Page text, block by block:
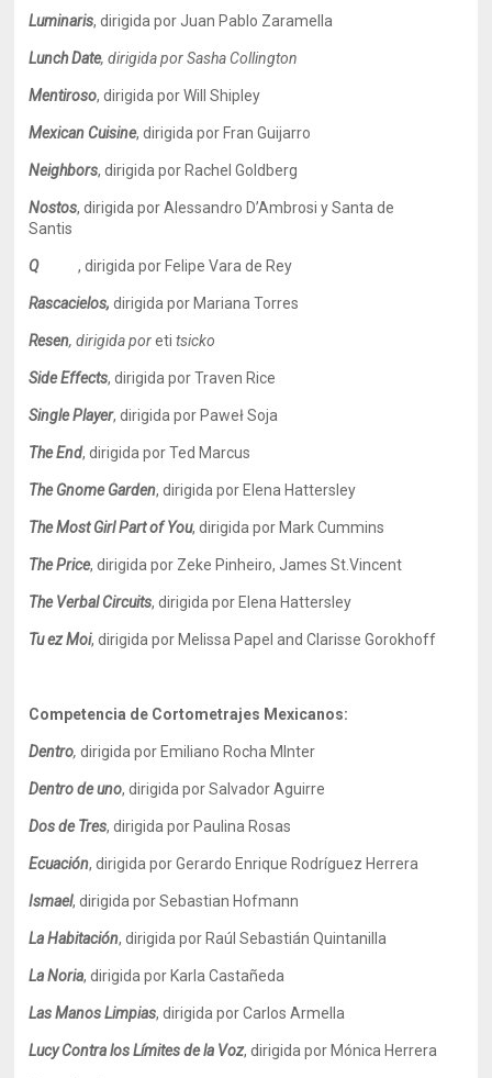
Luminaris, dirigida por Juan Pablo Zaramella
Lunch Date, dirigida por Sasha Collington
Mentiroso, dirigida por Will Shipley
Mexican Cuisine, dirigida por Fran Guijarro
Neighbors, dirigida por Rachel Goldberg
Nostos, dirigida por Alessandro D’Ambrosi y Santa de
Santis
Q, dirigida por Felipe Vara de Rey
Rascacielos, dirigida por Mariana Torres
Resen, dirigida poreti tsicko
Side Effects, dirigida por Traven Rice
Single Player, dirigida por Paweł Soja
The End, dirigida por Ted Marcus
The Gnome Garden, dirigida por Elena Hattersley
The Most Girl Part of You, dirigida por Mark Cummins
The Price, dirigida por Zeke Pinheiro, James St.Vincent
The Verbal Circuits, dirigida por Elena Hattersley
Tu ez Moi, dirigida por Melissa Papel and Clarisse Gorokhoff
Competencia de Cortometrajes Mexicanos:
Dentro,dirigida por Emiliano Rocha MInter
Dentro de uno, dirigida porSalvador Aguirre
Dos de Tres, dirigida por Paulina Rosas
Ecuación, dirigida por Gerardo Enrique Rodríguez Herrera
Ismael, dirigida por Sebastian Hofmann
La Habitación, dirigida por Raúl Sebastián Quintanilla
La Noria, dirigida por Karla Castañeda
Las Manos Limpias, dirigida por Carlos Armella
Lucy Contra los Límites de la Voz, dirigida por Mónica Herrera